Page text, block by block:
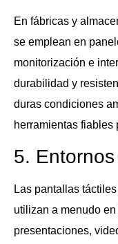
En fábricas y
se emplean en
monitorización e
durabilidad y
duras condiciones
herramientas fiables
5.
Las pantallas
utilizan a menudo
presentaciones,